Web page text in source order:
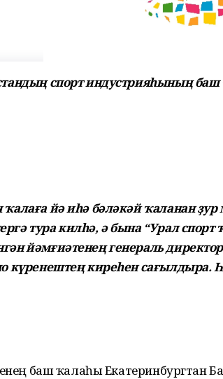
спорт индустрияһының
йә иһә бәләкәй ҡаланан ҙур
тура килһә, ә бына “Урал спорт
йәмғиәтенең генераль
күренештең киреһен сағылдыра.
баш ҡалаһы Екатеринбургтан